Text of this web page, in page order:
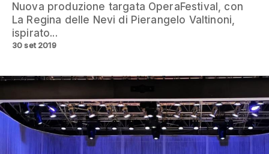
Nuova produzione targata OperaFestival, con
La Regina delle Nevi di Pierangelo Valtinoni,
ispirato...
30 set 2019